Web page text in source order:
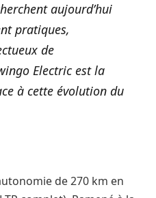
aujourd’hui
pratiques,
de
Electric est la
à cette évolution du
de 270 km en